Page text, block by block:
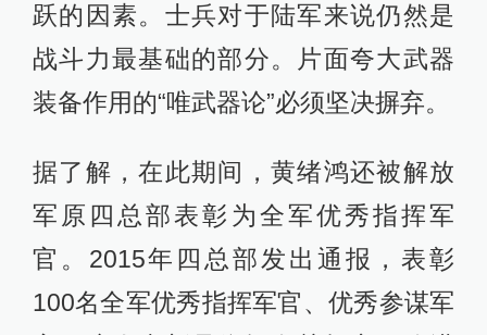
跃的因素。士兵对于陆军来说仍然是
战斗力最基础的部分。片面夸大武器
装备作用的“唯武器论”必须坚决摒弃。
据了解，在此期间，黄绪鸿还被解放
军原四总部表彰为全军优秀指挥军
官。2015年四总部发出通报，表彰
100名全军优秀指挥军官、优秀参谋军